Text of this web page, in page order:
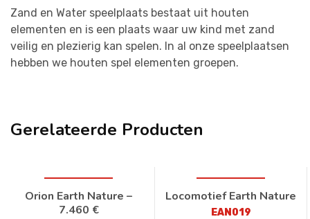
Zand en Water speelplaats bestaat uit houten
elementen en is een plaats waar uw kind met zand
veilig en plezierig kan spelen. In al onze speelplaatsen
hebben we houten spel elementen groepen.
Gerelateerde Producten
Orion Earth Nature –
7.460 €
Locomotief Earth Nature
EAN019